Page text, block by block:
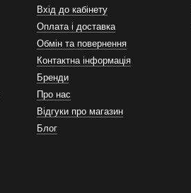
Вхід до кабінету
Оплата і доставка
Обмін та повернення
Контактна інформація
Бренди
Про нас
Відгуки про магазин
Блог